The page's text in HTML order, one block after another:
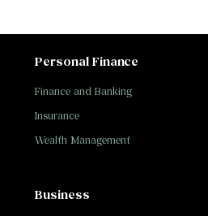
Personal Finance
Finance and Banking
Insurance
Wealth Management
Business